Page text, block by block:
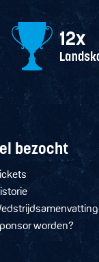
bezocht
worden?